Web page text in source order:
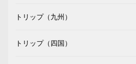
トリップ（九州）
トリップ（四国）